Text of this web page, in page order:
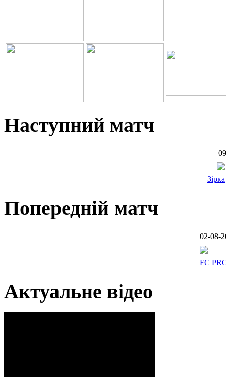
Наступний матч
Зірка
Попередній матч
02-08-
FC
Актуальне відео